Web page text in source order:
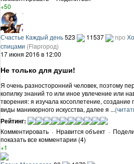
+50
Счастье Каждый день523 11537 про
спицами (Flapгород)
17 июня 2016 в 12:00
Не только для души!
Я очень разносторонний человек, поэтому
копилку знаний то или иное увлечение или
творения: я изучала косоплетение, создание
виды маникюрного искусства, далее я ...
Рейтинг:
Комментировать · Нравится объект ·
показать все комментарии (4)
+1